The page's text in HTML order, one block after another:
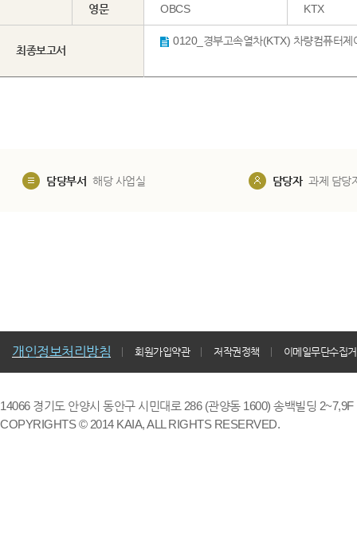
영문 OBCS KTX
최종보고서
담당부서 해당 사업실 담당자 과제 담당
개인정보처리방침 회원가입약관 저작권정책 이메일무단수집
14066 경기도 안양시 동안구 시민대로 286 (관양동 1600) 송백빌딩
COPYRIGHTS © 2014 KAIA, ALL RIGHTS RESERVED.